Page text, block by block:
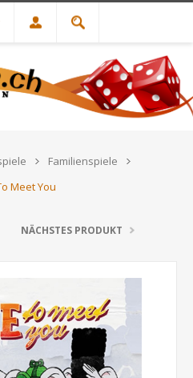
Familienspiele
Meet You
NÄCHSTES PRODUKT